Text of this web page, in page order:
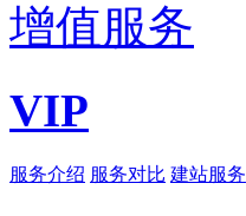
增值服务
VIP
服务介绍 服务对比 建站服务